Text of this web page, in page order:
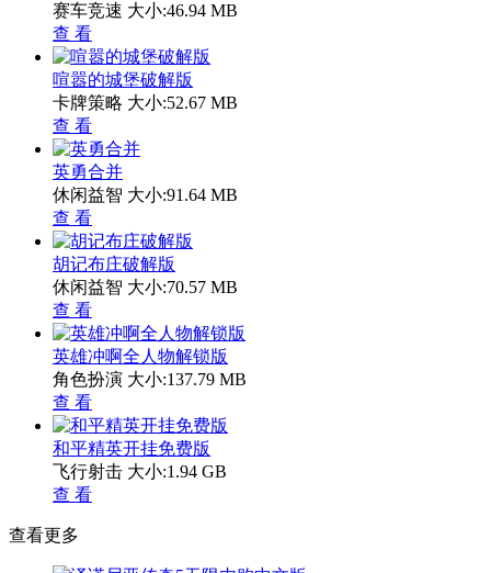
赛车竞速 大小:46.94 MB
查 看
喧嚣的城堡破解版
卡牌策略 大小:52.67 MB
查 看
英勇合并
休闲益智 大小:91.64 MB
查 看
胡记布庄破解版
休闲益智 大小:70.57 MB
查 看
英雄冲啊全人物解锁版
角色扮演 大小:137.79 MB
查 看
和平精英开挂免费版
飞行射击 大小:1.94 GB
查 看
查看更多